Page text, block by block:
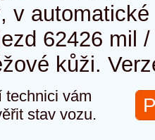
v
62426 mil
kůži.
technici vám
stav vozu.